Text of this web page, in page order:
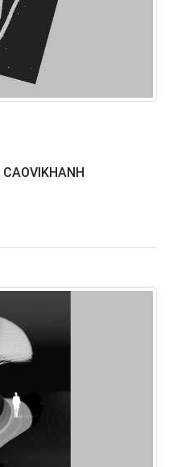
CAOVIKHANH